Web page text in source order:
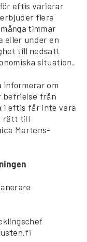
eftis varierar
flera
timmar
eller under en
till nedsatt
situation.
informerar om
befrielse från
i eftis får inte vara
rätt till
Martens-